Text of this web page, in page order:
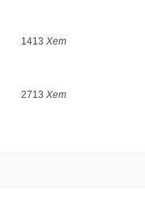
1413Xem
2713Xem